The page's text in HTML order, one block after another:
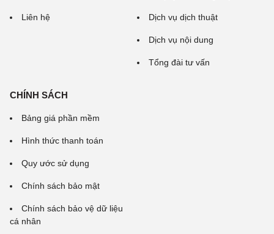
Liên hệ Dịch vụ dịch thuật
Dịch vụ nội dung
Tổng đài tư vấn
CHÍNH SÁCH
Bảng giá phần mềm
Hình thức thanh toán
Quy ước sử dụng
Chính sách bảo mật
Chính sách bảo vệ dữ liệu
cá nhân